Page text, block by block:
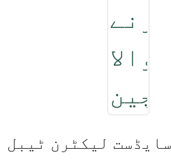
لیکٹرن ٹیبل